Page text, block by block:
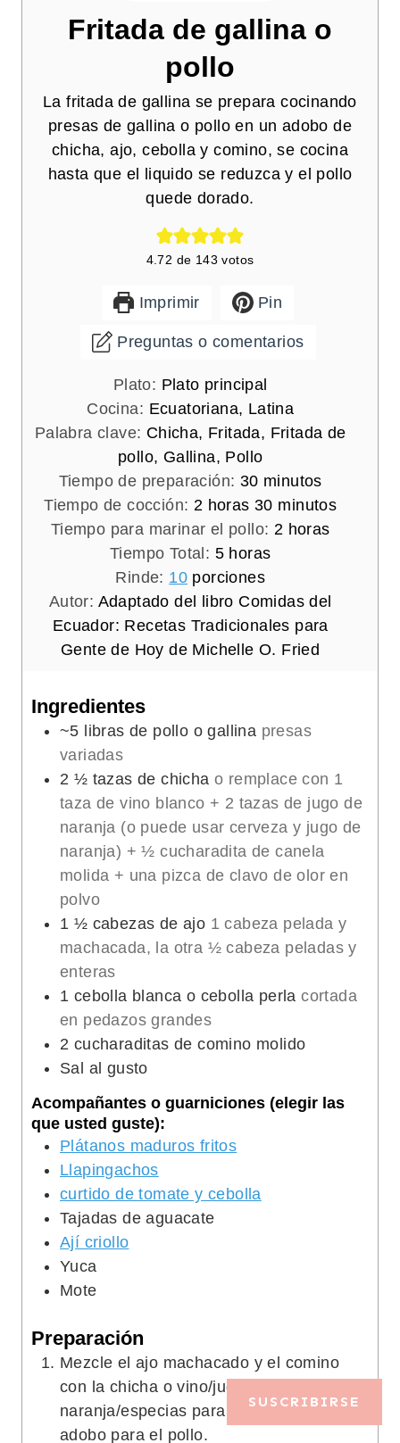
Fritada de gallina o
pollo
La fritada de gallina se prepara cocinando
presas de gallina o pollo en un adobo de
chicha, ajo, cebolla y comino, se cocina
hasta que el liquido se reduzca y el pollo
quede dorado.
4.72 de 143 votos
Imprimir Pin
Preguntas o comentarios
Plato: Plato principal
Cocina: Ecuatoriana, Latina
Palabra clave: Chicha, Fritada, Fritada de
pollo, Gallina, Pollo
Tiempo de preparación: 30m
i
n
u
t
o
s
minutos
Tiempo de cocción: 2 h
o
r
a
s
horas 30m
i
t
o
s
minutos
Tiempo para marinar el pollo: 2 h
a
s
horas
Tiempo Total: 5h
o
r
a
s
horas
Rinde: 10 porciones
Autor: Adaptado del libro Comidas del
Ecuador: Recetas Tradicionales para
Gente de Hoy de Michelle O. Fried
Ingredientes
~5 libras de pollo o gallina presas
variadas
2 ½ tazas de chicha o remplace con 1
taza de vino blanco + 2 tazas de jugo de
naranja (o puede usar cerveza y jugo de
naranja) + ½ cucharadita de canela
molida + una pizca de clavo de olor en
polvo
1 ½ cabezas de ajo 1 cabeza pelada y
machacada, la otra ½ cabeza peladas y
enteras
1 cebolla blanca o cebolla perla cortada
en pedazos grandes
2 cucharaditas de comino molido
Sal al gusto
Acompañantes o guarniciones (elegir las
que usted guste):
Plátanos maduros fritos
Llapingachos
curtido de tomate y cebolla
Tajadas de aguacate
Ají criollo
Yuca
Mote
Preparación
Mezcle el ajo machacado y el comino
con la chicha o vino/jugo de
naranja/especias para preparar el aliño o
adobo para el pollo.
SUSCRIBIRSE